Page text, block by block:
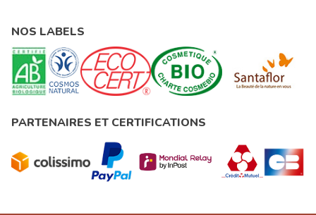
NOS LABELS
PARTENAIRES ET CERTIFICATIONS